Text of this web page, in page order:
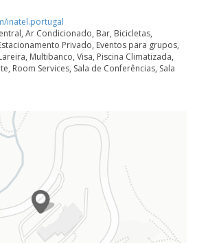
inatel.portugal
Ar Condicionado, Bar, Bicicletas,
Privado, Eventos para grupos,
Multibanco, Visa, Piscina Climatizada,
Room Services, Sala de Conferências, Sala